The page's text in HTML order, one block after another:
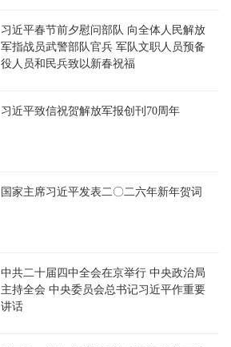
习近平春节前夕慰问部队 向全体人民解放
军指战员武警部队官兵 军队文职人员预备
役人员和民兵致以新春祝福
习近平致信祝贺解放军报创刊70周年
国家主席习近平发表二〇二六年新年贺词
中共二十届四中全会在京举行 中央政治局
主持全会 中央委员会总书记习近平作重要
讲话